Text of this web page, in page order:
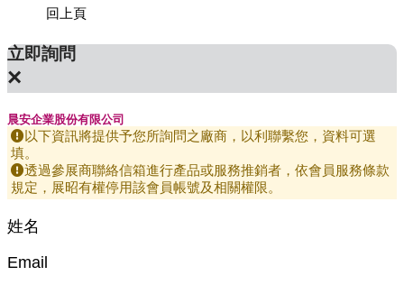
回上頁
立即詢問
×
晨安企業股份有限公司
以下資訊將提供予您所詢問之廠商，以利聯繫您，資料可選
填。
透過參展商聯絡信箱進行產品或服務推銷者，依會員服務條款
規定，展昭有權停用該會員帳號及相關權限。
姓名
Email